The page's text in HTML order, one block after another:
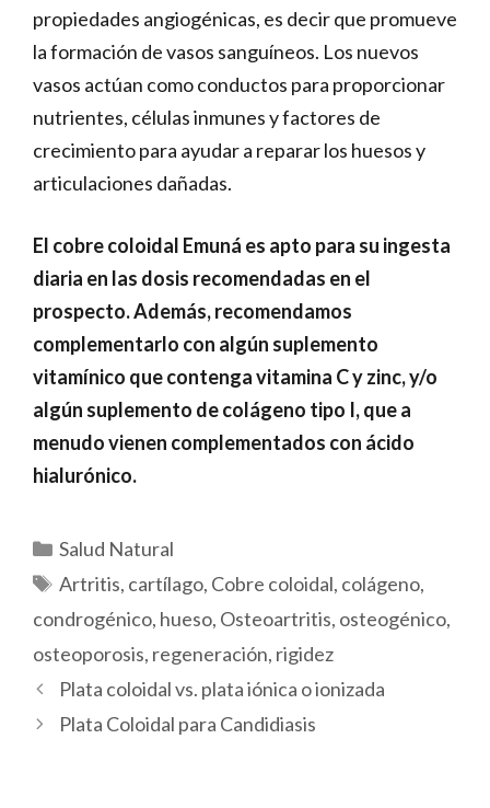
propiedades angiogénicas, es decir que promueve
la formación de vasos sanguíneos. Los nuevos
vasos actúan como conductos para proporcionar
nutrientes, células inmunes y factores de
crecimiento para ayudar a reparar los huesos y
articulaciones dañadas.
El cobre coloidal Emuná es apto para su ingesta
diaria en las dosis recomendadas en el
prospecto. Además, recomendamos
complementarlo con algún suplemento
vitamínico que contenga vitamina C y zinc, y/o
algún suplemento de colágeno tipo I, que a
menudo vienen complementados con ácido
hialurónico.
Categorías
Salud Natural
Etiquetas
Artritis, cartílago, Cobre coloidal, colágeno,
condrogénico, hueso, Osteoartritis, osteogénico,
osteoporosis, regeneración, rigidez
Plata coloidal vs. plata iónica o ionizada
Plata Coloidal para Candidiasis